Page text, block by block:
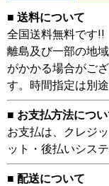
■ 送料について
全国送料無料です!!
離島及び一部の地
がかかる場合がご
す。時間指定は別
■ お支払方法につ
お支払は、クレジ
ット・後払いシス
■ 配送について